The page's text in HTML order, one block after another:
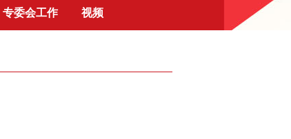
专委会工作 视频